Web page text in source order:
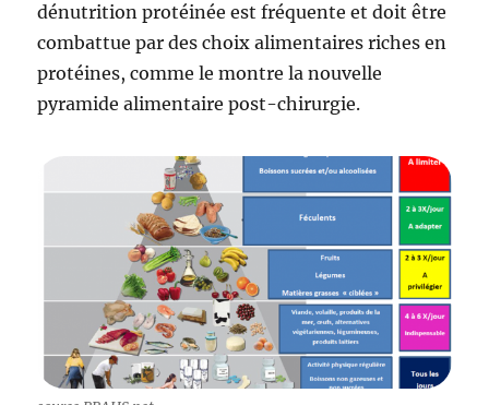
dénutrition protéinée est fréquente et doit être
combattue par des choix alimentaires riches en
protéines, comme le montre la nouvelle
pyramide alimentaire post-chirurgie.